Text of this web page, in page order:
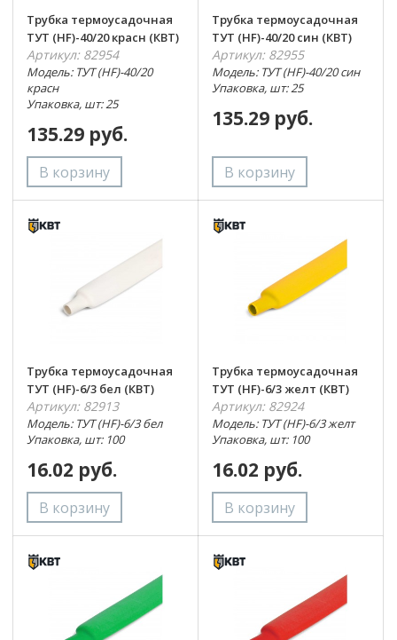
Трубка термоусадочная
ТУТ (HF)-40/20 красн (КВТ)
Артикул: 82954
Модель: ТУТ (HF)-40/20
красн
Упаковка, шт: 25
135.29 руб.
Трубка термоусадочная
ТУТ (HF)-40/20 син (КВТ)
Артикул: 82955
Модель: ТУТ (HF)-40/20 син
Упаковка, шт: 25
135.29 руб.
Трубка термоусадочная
ТУТ (HF)-6/3 бел (КВТ)
Артикул: 82913
Модель: ТУТ (HF)-6/3 бел
Упаковка, шт: 100
16.02 руб.
Трубка термоусадочная
ТУТ (HF)-6/3 желт (КВТ)
Артикул: 82924
Модель: ТУТ (HF)-6/3 желт
Упаковка, шт: 100
16.02 руб.